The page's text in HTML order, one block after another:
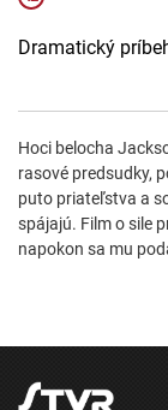
Dramatický
Hoci belocha
rasové predsudky,
puto priateľstva a
spájajú. Film o sile
napokon sa mu